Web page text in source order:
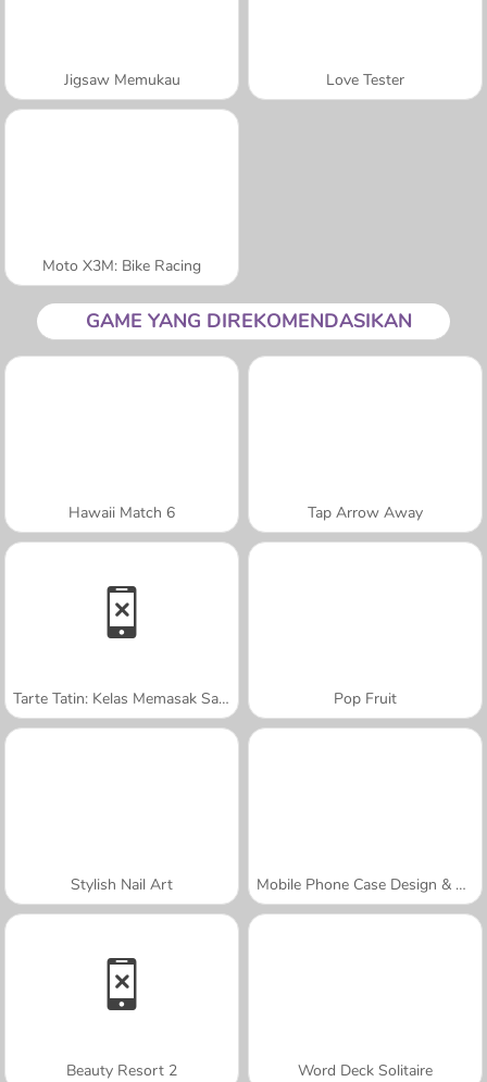
Jigsaw Memukau Love Tester
Moto X3M: Bike Racing
GAME YANG DIREKOMENDASIKAN
Hawaii Match 6 Tap Arrow Away
Tarte Tatin: Kelas Memasak Sara Pop Fruit
Stylish Nail Art Mobile Phone Case Design & DIY
Beauty Resort 2 Word Deck Solitaire